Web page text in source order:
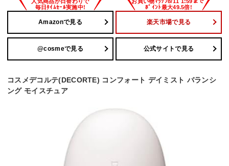
Amazonで見る 楽天市場で見る
@cosmeで見る 公式サイトで見る
コスメデコルテ(DECORTE) コンフォート デイミスト バランシ
ング モイスチュア